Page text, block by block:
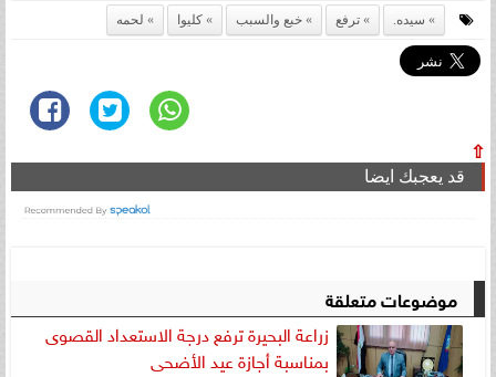
سيده. ترفع خبع والسبب كليوا لحمه
⇧
قد يعجبك ايضا
موضوعات متعلقة
زراعة البحيرة ترفع درجة الاستعداد القصوى
بمناسبة أجازة عيد الأضحى